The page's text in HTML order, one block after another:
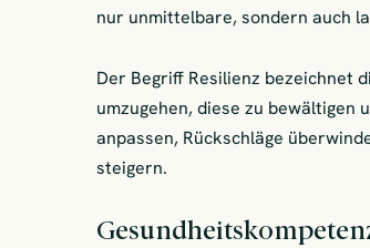
nur unmittelbare, sondern auch
Der Begriff Resilienz bezeichnet
umzugehen, diese zu bewältigen
anpassen, Rückschläge
steigern.